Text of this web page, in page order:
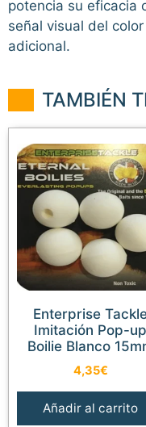
potencia su eficacia
señal visual del
adicional.
TAMBIÉN
Enterprise Tackle
Imitación Pop-up
Boilie Blanco
4,35€
Añadir al carrito